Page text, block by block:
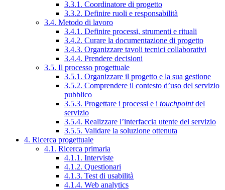
3.3.1. Coordinatore di progetto
3.3.2. Definire ruoli e responsabilità
3.4. Metodo di lavoro
3.4.1. Definire processi, strumenti e rituali
3.4.2. Curare la documentazione di progetto
3.4.3. Organizzare tavoli tecnici collaborativi
3.4.4. Prendere decisioni
3.5. Il processo progettuale
3.5.1. Organizzare il progetto e la sua gestione
3.5.2. Comprendere il contesto d’uso del servizio
pubblico
3.5.3. Progettare i processi e i touchpointdel
servizio
3.5.4. Realizzare l’interfaccia utente del servizio
3.5.5. Validare la soluzione ottenuta
4. Ricerca progettuale
4.1. Ricerca primaria
4.1.1. Interviste
4.1.2. Questionari
4.1.3. Test di usabilità
4.1.4. Web analytics